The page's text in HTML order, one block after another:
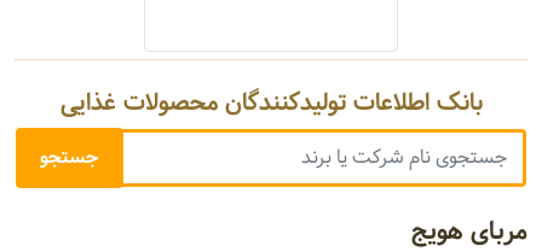
بانک اطلاعات تولیدکنندگان محصولات غذایی
مربای هویج